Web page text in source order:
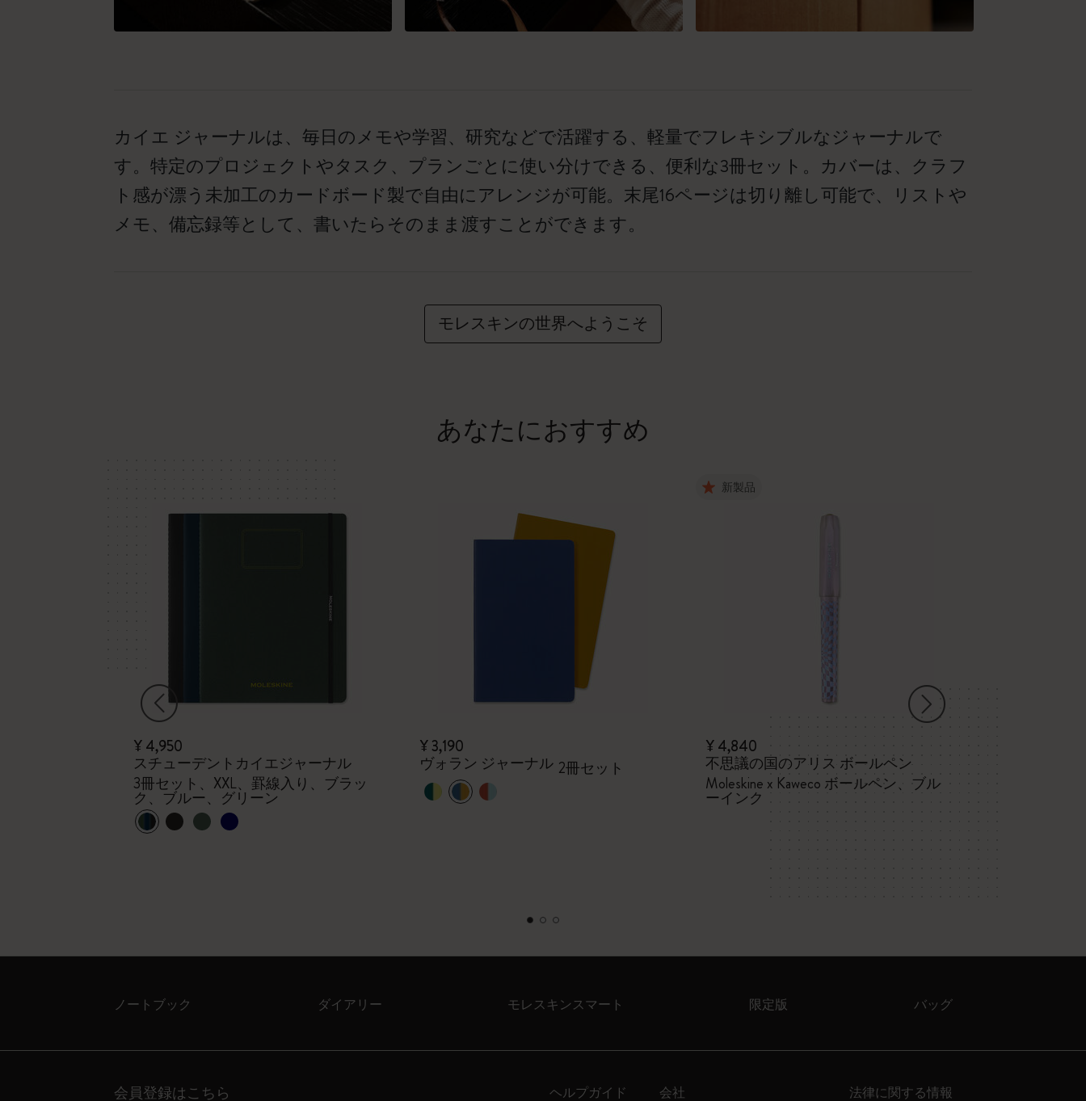
カイエ ジャーナルは、毎日のメモや学習、研究などで活躍する、軽量でフレキシブルなジャーナルで
す。特定のプロジェクトやタスク、プランごとに使い分けできる、便利な3冊セット。カバーは、クラフ
ト感が漂う未加工のカードボード製で自由にアレンジが可能。末尾16ページは切り離し可能で、リストや
メモ、備忘録等として、書いたらそのまま渡すことができます。
モレスキンの世界へようこそ
あなたにおすすめ
¥ 4,950
スチューデントカイエジャーナル
3冊セット、XXL、罫線入り、ブラッ
ク、ブルー、グリーン
¥ 3,190
ヴォラン ジャーナル 2冊セット
新製品
¥ 4,840
不思議の国のアリス ボールペン
Moleskine x Kaweco ボールペン、ブル
ーインク
ノートブック ダイアリー モレスキンスマート 限定版 バッグ
会員登録はこちら ヘルプガイド 会社 法律に関する情報